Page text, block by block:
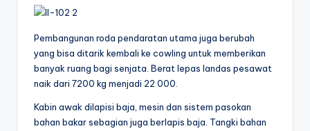
Pembangunan roda pendaratan utama juga berubah
yang bisa ditarik kembali ke cowling untuk memberikan
banyak ruang bagi senjata. Berat lepas landas pesawat
naik dari 7200 kg menjadi 22 000.
Kabin awak dilapisi baja, mesin dan sistem pasokan
bahan bakar sebagian juga berlapis baja. Tangki bahan